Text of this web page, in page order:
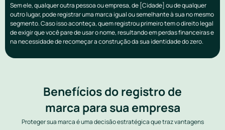
Sem ele, qualquer outra pessoa ou empresa, de [Cidade] ou de qualquer
outro lugar, pode registrar uma marca igual ou semelhante à sua no mesmo
segmento. Caso isso aconteça, quem registrou primeiro tem o direito legal
de exigir que você pare de usar o nome, resultando em perdas financeiras e
na necessidade de recomeçar a construção da sua identidade do zero.
Benefícios do registro de
marca para sua empresa
Proteger sua marca é uma decisão estratégica que traz vantagens